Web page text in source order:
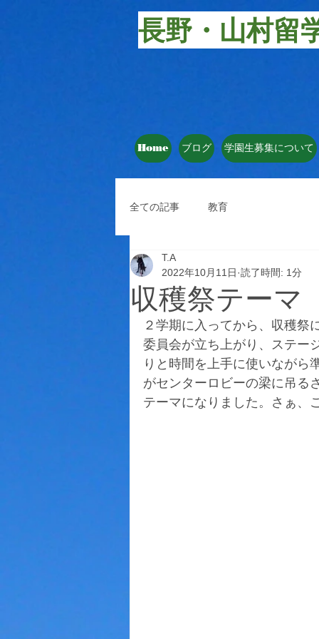
長野・山村
Home ブログ 学園生募集について
全ての記事 教育
収穫祭テーマ
T.A
2022年10月11日 読了時間: 1分
２学期に入ってから、収穫祭
委員会が立ち上がり、ステー
りと時間を上手に使いながら
がセンターロビーの梁に吊る
テーマになりました。さぁ、